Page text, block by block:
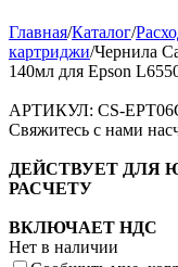
Главная/Каталог/
картриджи/Чернила
140мл для Epson
АРТИКУЛ: CS-
Свяжитесь с нами
ДЕЙСТВУЕТ ДЛЯ
РАСЧЕТУ
ВКЛЮЧАЕТ НДС
Нет в наличии